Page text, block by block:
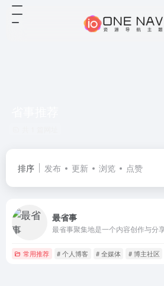
排序 发布 更新 浏览 点赞
最省事
常用推荐 # 个人博客 # 全媒体 # 博主社区